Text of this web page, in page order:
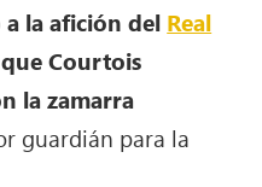
la afición del Real
Courtois
la zamarra
guardián para la